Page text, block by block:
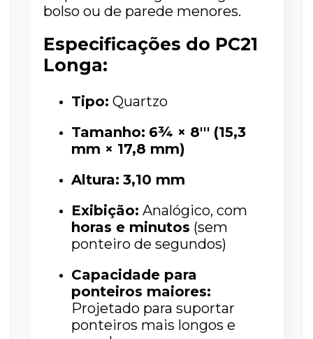
bolso ou de parede menores.
Especificações do PC21
Longa:
Tipo: Quartzo
Tamanho: 6¾ × 8''' (15,3
mm × 17,8 mm)
Altura: 3,10 mm
Exibição: Analógico, com
horas e minutos (sem
ponteiro de segundos)
Capacidade para
ponteiros maiores:
Projetado para suportar
ponteiros mais longos e